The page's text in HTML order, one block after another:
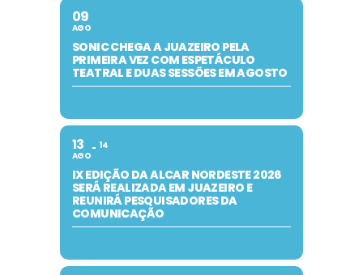
09
AGO
SONIC CHEGA A JUAZEIRO PELA
PRIMEIRA VEZ COM ESPETÁCULO
TEATRAL E DUAS SESSÕES EM AGOSTO
13
AGO
14
IX EDIÇÃO DA ALCAR NORDESTE 2026
SERÁ REALIZADA EM JUAZEIRO E
REUNIRÁ PESQUISADORES DA
COMUNICAÇÃO